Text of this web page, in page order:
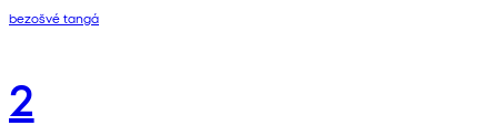
bezošvé tangá
2